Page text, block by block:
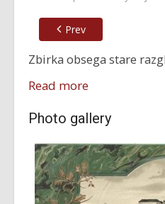
Prev
Zbirka obsega stare
Read more
Photo gallery